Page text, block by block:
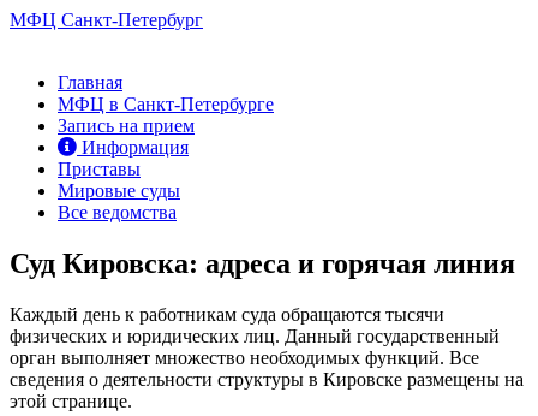
МФЦ Санкт-Петербург
Главная
МФЦ в Санкт-Петербурге
Запись на прием
Информация
Приставы
Мировые суды
Все ведомства
Суд Кировска: адреса и горячая линия
Каждый день к работникам суда обращаются тысячи
физических и юридических лиц. Данный государственный
орган выполняет множество необходимых функций. Все
сведения о деятельности структуры в Кировске размещены на
этой странице.